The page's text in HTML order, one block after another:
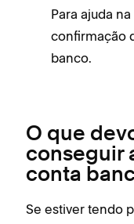
Para ajuda
confirmação
banco.
O que
conseguir
conta
Se estiver tendo